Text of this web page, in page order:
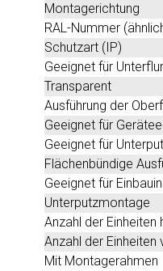
Montagerichtung
RAL-Nummer
Schutzart (IP)
Geeignet für
Transparent
Ausführung der
Geeignet für
Geeignet für
Flächenbündige
Geeignet für
Unterputzmontage
Anzahl der Einheiten
Anzahl der Einheiten
Mit Montagerahmen